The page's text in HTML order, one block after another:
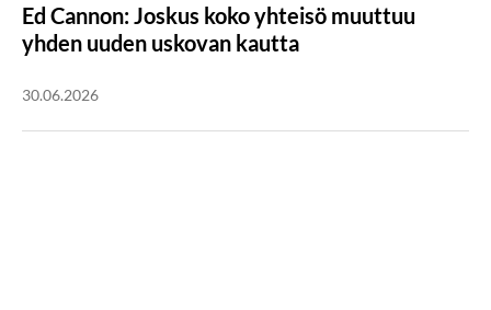
Ed Cannon: Joskus koko yhteisö muuttuu
yhden uuden uskovan kautta
30.06.2026